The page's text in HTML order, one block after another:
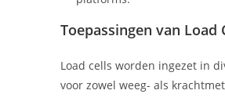
Toepassingen van Load
Load cells worden ingezet in
voor zowel weeg- als